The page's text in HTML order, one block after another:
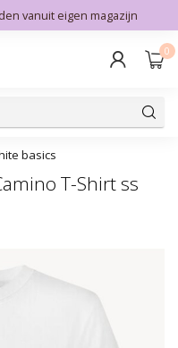
vanuit eigen magazijn
0
basics
T-Shirt ss